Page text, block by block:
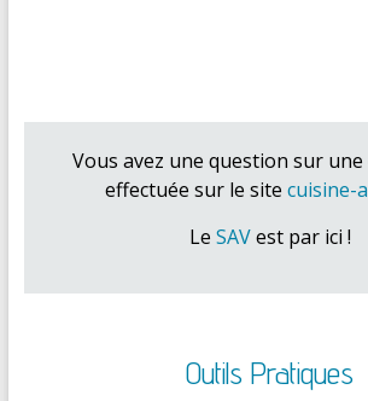
Vous avez une question sur une
effectuée sur le site cuisine-
Le SAVest par ici !
Outils Pratiques